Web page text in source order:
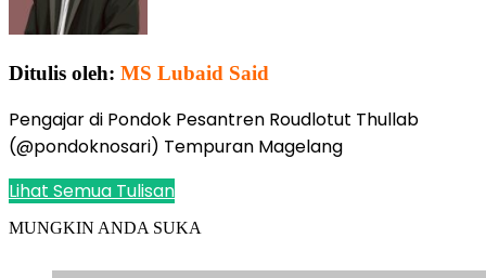
Ditulis oleh: MS Lubaid Said
Pengajar di Pondok Pesantren Roudlotut Thullab
(@pondoknosari) Tempuran Magelang
Lihat Semua Tulisan
MUNGKIN ANDA SUKA